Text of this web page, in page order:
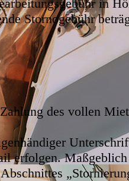
in
Stornogebühr
des vollen
erfolgen.